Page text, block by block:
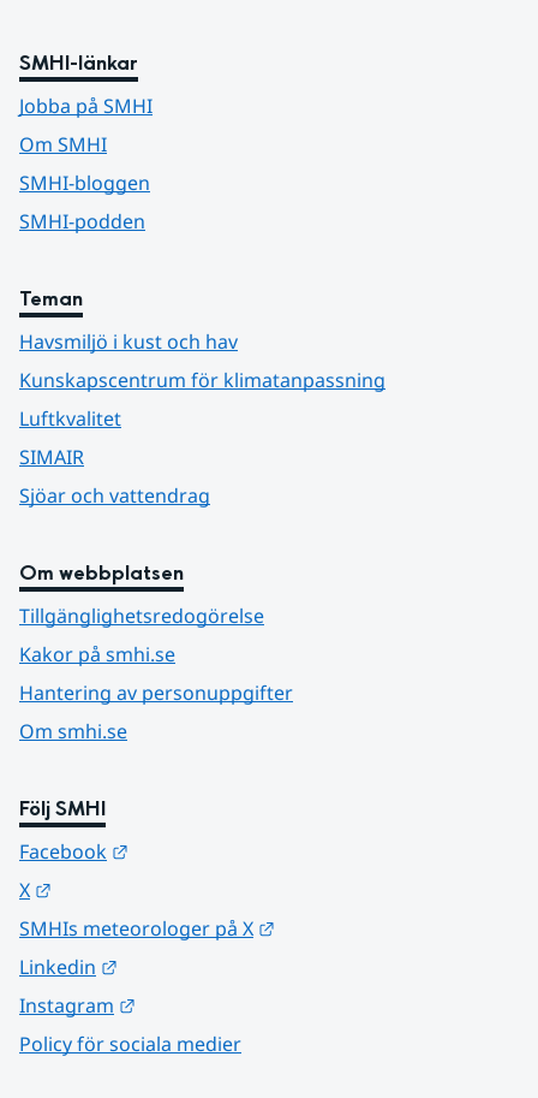
SMHI-länkar
Jobba på SMHI
Om SMHI
SMHI-bloggen
SMHI-podden
Teman
Havsmiljö i kust och hav
Kunskapscentrum för klimatanpassning
Luftkvalitet
SIMAIR
Sjöar och vattendrag
Om webbplatsen
Tillgänglighetsredogörelse
Kakor på smhi.se
Hantering av personuppgifter
Om smhi.se
Följ SMHI
Facebook
X
SMHIs meteorologer på X
Linkedin
Instagram
Policy för sociala medier